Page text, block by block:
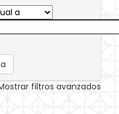
filtros avanzados